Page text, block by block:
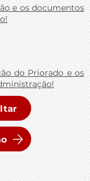
e os documentos
do Priorado e os